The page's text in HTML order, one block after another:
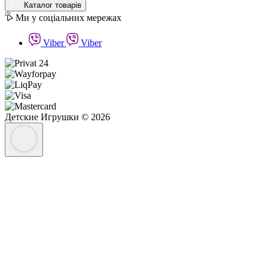
Каталог товарів
Ми у соціальних мережах
Viber Viber
Детские Игрушки © 2026